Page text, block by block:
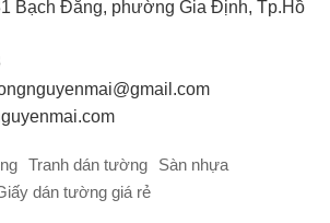
Bạch Đằng, phường Gia Định, Tp.Hồ
Tranh dán tường
Sàn nhựa
dán tường giá rẻ